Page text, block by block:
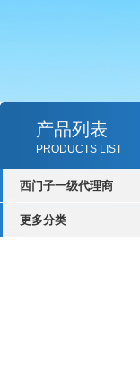
产品列表
PRODUCTS LIST
西门子一级代理商
更多分类